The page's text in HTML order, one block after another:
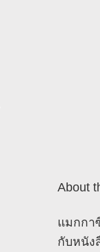
About
แมกกา
กับหนัง